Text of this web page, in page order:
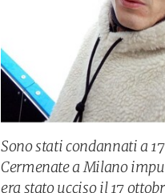
Sono stati condannati a
Cermenate a Milano
era stato ucciso il 17